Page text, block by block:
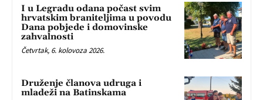
I u Legradu odana počast svim
hrvatskim braniteljima u povodu
Dana pobjede i domovinske
zahvalnosti
Četvrtak, 6. kolovoza 2026.
Druženje članova udruga i
mladeži na Batinskama